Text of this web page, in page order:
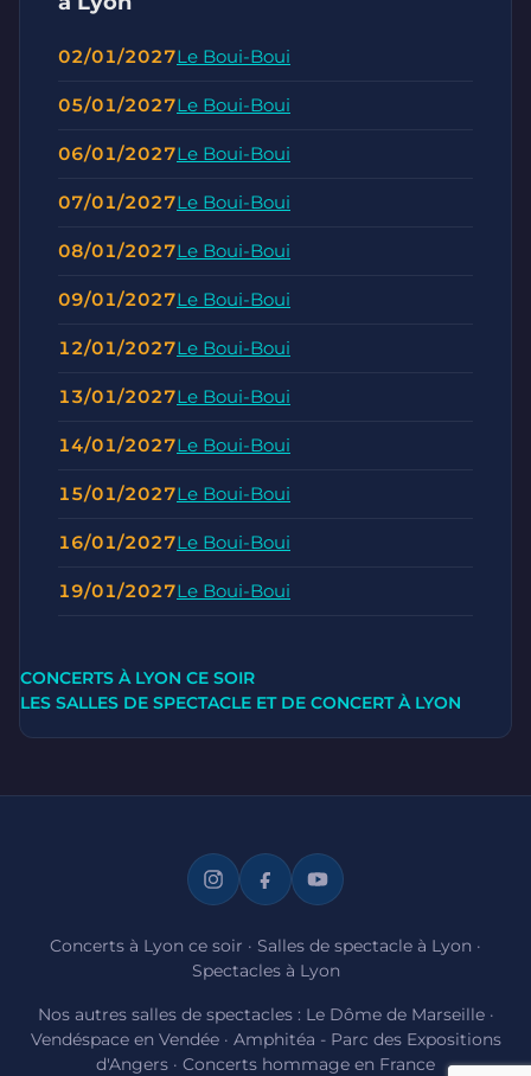
02/01/2027Le Boui-Boui
05/01/2027Le Boui-Boui
06/01/2027Le Boui-Boui
07/01/2027Le Boui-Boui
08/01/2027Le Boui-Boui
09/01/2027Le Boui-Boui
12/01/2027Le Boui-Boui
13/01/2027Le Boui-Boui
14/01/2027Le Boui-Boui
15/01/2027Le Boui-Boui
16/01/2027Le Boui-Boui
19/01/2027Le Boui-Boui
CONCERTS À LYON CE SOIR
LES SALLES DE SPECTACLE ET DE CONCERT À LYON
Concerts à Lyon ce soir · Salles de spectacle à Lyon ·
Spectacles à Lyon
Nos autres salles de spectacles : Le Dôme de Marseille·
Vendéspace en Vendée· Amphitéa - Parc des Expositions
d'Angers · Concerts hommage en France